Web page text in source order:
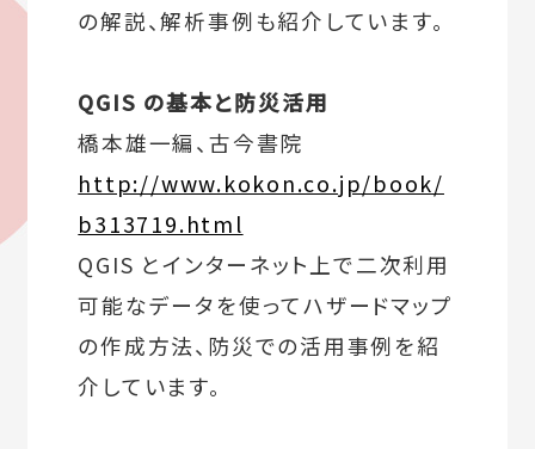
の解説、解析事例も紹介しています。
QGIS の基本と防災活用
橋本雄一編、古今書院
http://www.kokon.co.jp/book/
b313719.html
QGIS とインターネット上で二次利用
可能なデータを使ってハザードマップ
の作成方法、防災での活用事例を紹
介しています。